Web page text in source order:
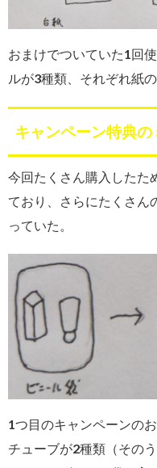
おまけでついていた1回
ルが3種類、それぞれ紙
キャンペーン特典
今回たくさん購入したた
ており、さらにたくさん
っていた。
1つ目のキャンペーンの
チューブが2種類（その